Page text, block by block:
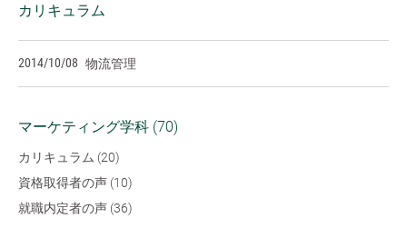
カリキュラム
2014/10/08 物流管理
マーケティング学科 (70)
カリキュラム (20)
資格取得者の声 (10)
就職内定者の声 (36)